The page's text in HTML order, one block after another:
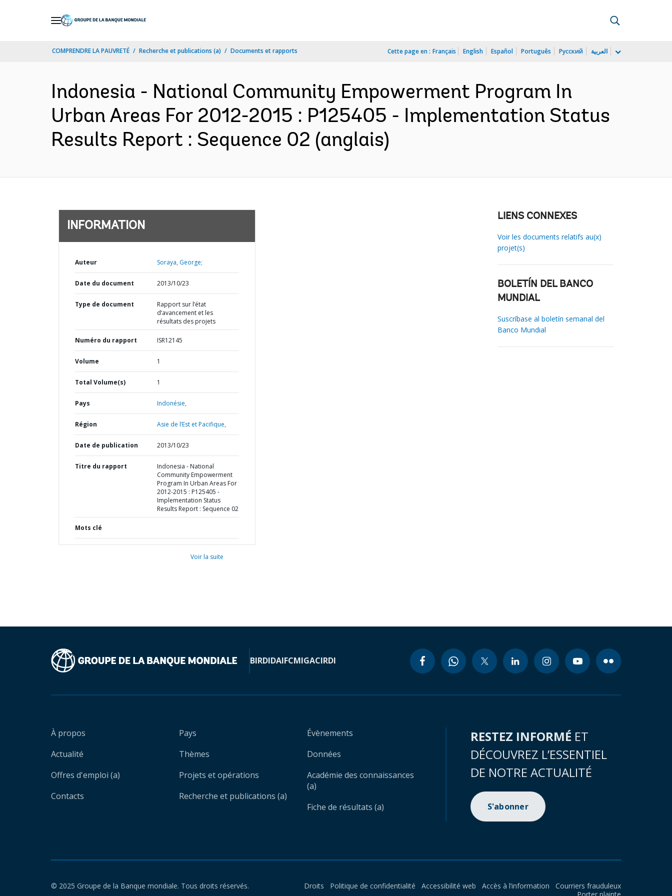
COMPRENDRE LA PAUVRETÉ Recherche et publications (a) Documents et rapports Cette page en : Français English Español Português Русский العربية
Indonesia - National Community Empowerment Program In
Urban Areas For 2012-2015 : P125405 - Implementation Status
Results Report : Sequence 02 (anglais)
INFORMATION
Auteur Soraya, George;
Date du document 2013/10/23
Type de document
Rapport sur l’état
d’avancement et les
résultats des projets
Numéro du rapport ISR12145
Volume 1
Total Volume(s) 1
Pays Indonésie,
Région Asie de l’Est et Pacifique,
Date de publication 2013/10/23
Titre du rapport
Indonesia - National
Community Empowerment
Program In Urban Areas For
2012-2015 : P125405 -
Implementation Status
Results Report : Sequence 02
Mots clé
Voir la suite
LIENS CONNEXES
Voir les documents relatifs au(x)
projet(s)
BOLETÍN DEL BANCO
MUNDIAL
Suscríbase al boletín semanal del
Banco Mundial
BIRDIDAIFCMIGACIRDI
À propos
Actualité
Offres d'emploi (a)
Contacts
Pays
Thèmes
Projets et opérations
Recherche et publications (a)
Évènements
Données
Académie des connaissances
(a)
Fiche de résultats (a)
RESTEZ INFORMÉ ET
DÉCOUVREZ L’ESSENTIEL
DE NOTRE ACTUALITÉ
S'abonner
© 2025 Groupe de la Banque mondiale. Tous droits réservés. Droits Politique de confidentialité Accessibilité web Accès à l’information
Courriers frauduleux